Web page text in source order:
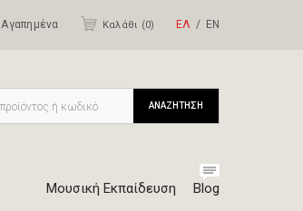
Αγαπημένα Καλάθι (0) ΕΛ ΕΝ
Μουσική Εκπαίδευση Blog
ΑΝΑΖΗΤΗΣΗ